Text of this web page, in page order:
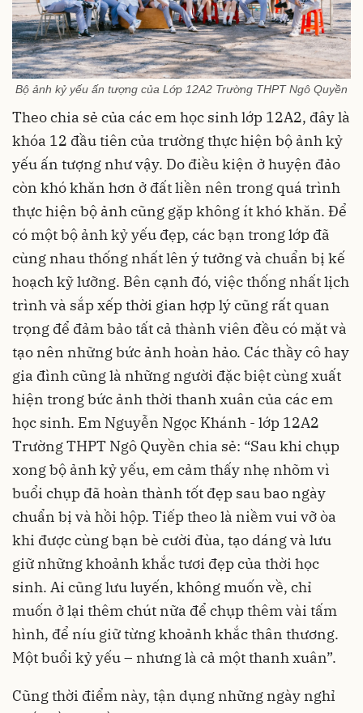
Bộ ảnh kỷ yếu ấn tượng của Lớp 12A2 Trường THPT Ngô Quyền
Theo chia sẻ của các em học sinh lớp 12A2, đây là
khóa 12 đầu tiên của trường thực hiện bộ ảnh kỷ
yếu ấn tượng như vậy. Do điều kiện ở huyện đảo
còn khó khăn hơn ở đất liền nên trong quá trình
thực hiện bộ ảnh cũng gặp không ít khó khăn. Để
có một bộ ảnh kỷ yếu đẹp, các bạn trong lớp đã
cùng nhau thống nhất lên ý tưởng và chuẩn bị kế
hoạch kỹ lưỡng. Bên cạnh đó, việc thống nhất lịch
trình và sắp xếp thời gian hợp lý cũng rất quan
trọng để đảm bảo tất cả thành viên đều có mặt và
tạo nên những bức ảnh hoàn hảo. Các thầy cô hay
gia đình cũng là những người đặc biệt cùng xuất
hiện trong bức ảnh thời thanh xuân của các em
học sinh. Em Nguyễn Ngọc Khánh - lớp 12A2
Trường THPT Ngô Quyền chia sẻ: “Sau khi chụp
xong bộ ảnh kỷ yếu, em cảm thấy nhẹ nhõm vì
buổi chụp đã hoàn thành tốt đẹp sau bao ngày
chuẩn bị và hồi hộp. Tiếp theo là niềm vui vỡ òa
khi được cùng bạn bè cười đùa, tạo dáng và lưu
giữ những khoảnh khắc tươi đẹp của thời học
sinh. Ai cũng lưu luyến, không muốn về, chỉ
muốn ở lại thêm chút nữa để chụp thêm vài tấm
hình, để níu giữ từng khoảnh khắc thân thương.
Một buổi kỷ yếu – nhưng là cả một thanh xuân”.
Cũng thời điểm này, tận dụng những ngày nghỉ